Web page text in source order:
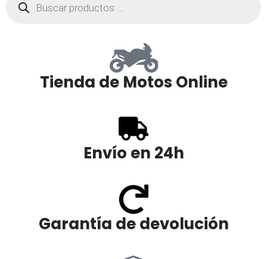
Tienda de Motos Online
Envío en 24h
Garantía de devolución